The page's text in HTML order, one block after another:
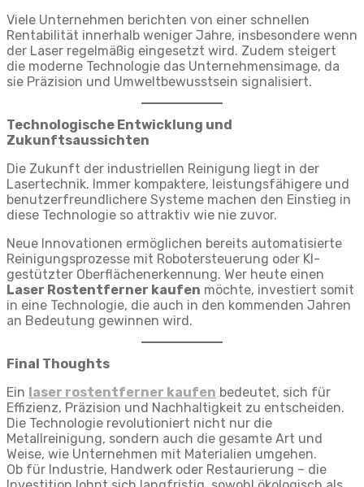
Viele Unternehmen berichten von einer schnellen
Rentabilität innerhalb weniger Jahre, insbesondere wenn
der Laser regelmäßig eingesetzt wird. Zudem steigert
die moderne Technologie das Unternehmensimage, da
sie Präzision und Umweltbewusstsein signalisiert.
Technologische Entwicklung und
Zukunftsaussichten
Die Zukunft der industriellen Reinigung liegt in der
Lasertechnik. Immer kompaktere, leistungsfähigere und
benutzerfreundlichere Systeme machen den Einstieg in
diese Technologie so attraktiv wie nie zuvor.
Neue Innovationen ermöglichen bereits automatisierte
Reinigungsprozesse mit Robotersteuerung oder KI-
gestützter Oberflächenerkennung. Wer heute einen
Laser Rostentferner kaufen möchte, investiert somit
in eine Technologie, die auch in den kommenden Jahren
an Bedeutung gewinnen wird.
Final Thoughts
Ein laser rostentferner kaufen bedeutet, sich für
Effizienz, Präzision und Nachhaltigkeit zu entscheiden.
Die Technologie revolutioniert nicht nur die
Metallreinigung, sondern auch die gesamte Art und
Weise, wie Unternehmen mit Materialien umgehen.
Ob für Industrie, Handwerk oder Restaurierung – die